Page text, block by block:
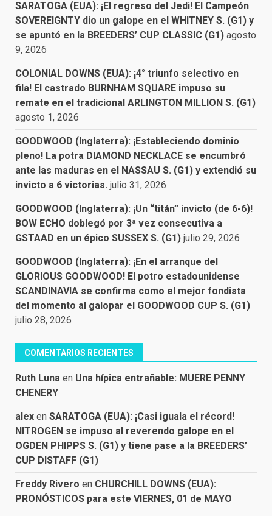
SARATOGA (EUA): ¡El regreso del Jedi! El Campeón
SOVEREIGNTY dio un galope en el WHITNEY S. (G1) y
se apuntó en la BREEDERS’ CUP CLASSIC (G1) agosto
9, 2026
COLONIAL DOWNS (EUA): ¡4° triunfo selectivo en
fila! El castrado BURNHAM SQUARE impuso su
remate en el tradicional ARLINGTON MILLION S. (G1)
agosto 1, 2026
GOODWOOD (Inglaterra): ¡Estableciendo dominio
pleno! La potra DIAMOND NECKLACE se encumbró
ante las maduras en el NASSAU S. (G1) y extendió su
invicto a 6 victorias. julio 31, 2026
GOODWOOD (Inglaterra): ¡Un “titán” invicto (de 6-6)!
BOW ECHO doblegó por 3ª vez consecutiva a
GSTAAD en un épico SUSSEX S. (G1) julio 29, 2026
GOODWOOD (Inglaterra): ¡En el arranque del
GLORIOUS GOODWOOD! El potro estadounidense
SCANDINAVIA se confirma como el mejor fondista
del momento al galopar el GOODWOOD CUP S. (G1)
julio 28, 2026
COMENTARIOS RECIENTES
Ruth Luna en Una hípica entrañable: MUERE PENNY
CHENERY
alex en SARATOGA (EUA): ¡Casi iguala el récord!
NITROGEN se impuso al reverendo galope en el
OGDEN PHIPPS S. (G1) y tiene pase a la BREEDERS’
CUP DISTAFF (G1)
Freddy Rivero en CHURCHILL DOWNS (EUA):
PRONÓSTICOS para este VIERNES, 01 de MAYO